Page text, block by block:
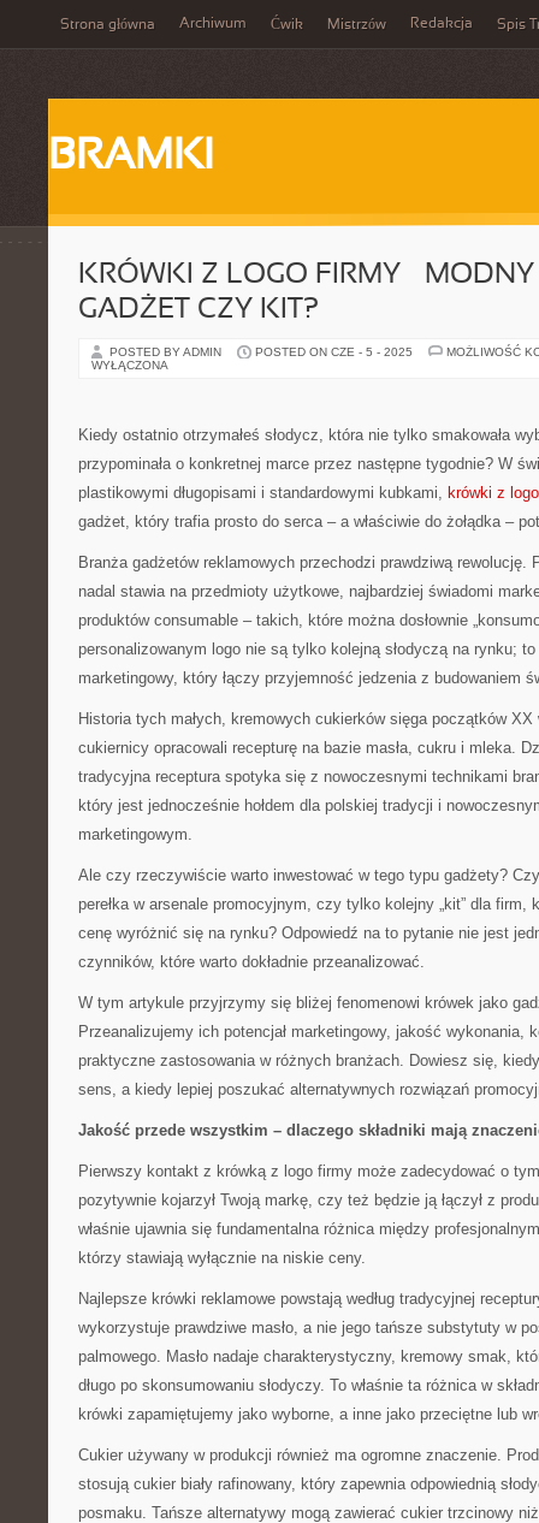
Strona główna Archiwum Ćwik Mistrzów Redakcja Spis
BRAMKI
KRÓWKI Z LOGO FIRMY –
GADŻET CZY KIT?
POSTED BY ADMIN POSTED ON CZE - 5 - 2025
MOŻLIWOŚĆ
WYŁĄCZONA
Kiedy ostatnio otrzymałeś słodycz, która nie tylko smakowała
przypominała o konkretnej marce przez następne tygodnie? W
plastikowymi długopisami i standardowymi kubkami, krówki z logo
gadżet, który trafia prosto do serca – a właściwie do żołądka –
Branża gadżetów reklamowych przechodzi prawdziwą
nadal stawia na przedmioty użytkowe, najbardziej świadomi
produktów consumable – takich, które można dosłownie
personalizowanym logo nie są tylko kolejną słodyczą na rynku;
marketingowy, który łączy przyjemność jedzenia z budowaniem
Historia tych małych, kremowych cukierków sięga początków
cukiernicy opracowali recepturę na bazie masła, cukru i mleka.
tradycyjna receptura spotyka się z nowoczesnymi technikami
który jest jednocześnie hołdem dla polskiej tradycji i
marketingowym.
Ale czy rzeczywiście warto inwestować w tego typu gadżety?
perełka w arsenale promocyjnym, czy tylko kolejny „kit” dla firm,
cenę wyróżnić się na rynku? Odpowiedź na to pytanie nie jest
czynników, które warto dokładnie przeanalizować.
W tym artykule przyjrzymy się bliżej fenomenowi krówek jako
Przeanalizujemy ich potencjał marketingowy, jakość wykonania,
praktyczne zastosowania w różnych branżach. Dowiesz się,
sens, a kiedy lepiej poszukać alternatywnych rozwiązań
Jakość przede wszystkim – dlaczego składniki mają
Pierwszy kontakt z krówką z logo firmy może zadecydować o
pozytywnie kojarzył Twoją markę, czy też będzie ją łączył z
właśnie ujawnia się fundamentalna różnica między
którzy stawiają wyłącznie na niskie ceny.
Najlepsze krówki reklamowe powstają według tradycyjnej
wykorzystuje prawdziwe masło, a nie jego tańsze substytuty w
palmowego. Masło nadaje charakterystyczny, kremowy smak,
długo po skonsumowaniu słodyczy. To właśnie ta różnica w
krówki zapamiętujemy jako wyborne, a inne jako przeciętne lub
Cukier używany w produkcji również ma ogromne znaczenie.
stosują cukier biały rafinowany, który zapewnia odpowiednią
posmaku. Tańsze alternatywy mogą zawierać cukier trzcinowy